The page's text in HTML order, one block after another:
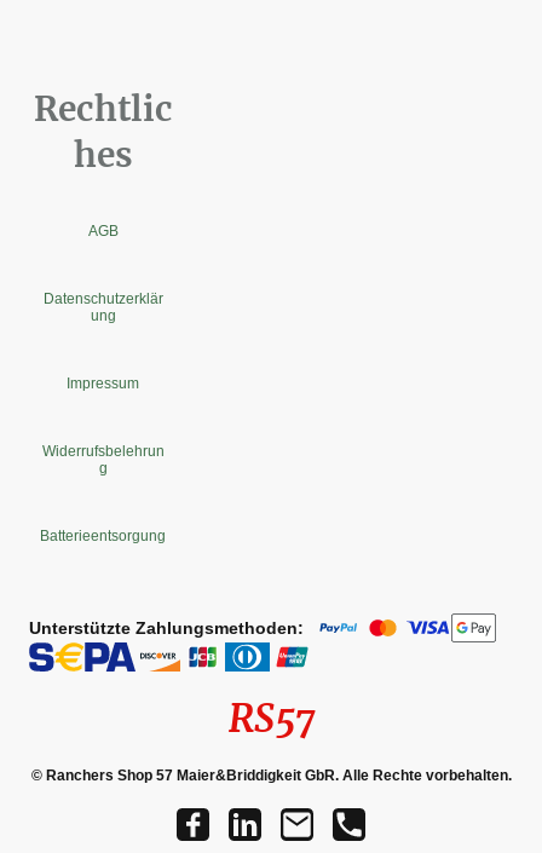
Rechtlic
hes
AGB
Datenschutzerklär
ung
Impressum
Widerrufsbelehrun
g
Batterieentsorgung
Unterstützte Zahlungsmethoden:
RS57
© Ranchers Shop 57 Maier&Briddigkeit GbR. Alle Rechte vorbehalten.